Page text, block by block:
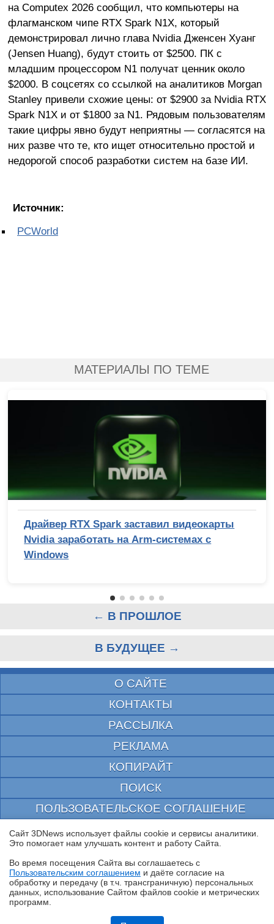
Обзор планшета HUAWEI MatePad Pro Max: на все деньги
на Computex 2026 сообщил, что компьютеры на
флагманском чипе RTX Spark N1X, который
демонстрировал лично глава Nvidia Дженсен Хуанг
(Jensen Huang), будут стоить от $2500. ПК с
младшим процессором N1 получат ценник около
$2000. В соцсетях со ссылкой на аналитиков Morgan
Stanley привели схожие цены: от $2900 за Nvidia RTX
Spark N1X и от $1800 за N1. Рядовым пользователям
такие цифры явно будут неприятны — согласятся на
них разве что те, кто ищет относительно простой и
недорогой способ разработки систем на базе ИИ.
Источник:
PCWorld
МАТЕРИАЛЫ ПО ТЕМЕ
Драйвер RTX Spark заставил видеокарты
Nvidia заработать на Arm-системах с
Windows
← В ПРОШЛОЕ
В БУДУЩЕЕ →
О САЙТЕ
КОНТАКТЫ
РАССЫЛКА
РЕКЛАМА
КОПИРАЙТ
ПОИСК
ПОЛЬЗОВАТЕЛЬСКОЕ СОГЛАШЕНИЕ
ЗАЩИЩЕНО CURATOR
© 1997—2026 Электронное периодическое издание "3ДНьюс" | Свидетельство о
выдано Федеральной Службой по надзору за соблюдением законодательства в сфере
массовых коммуникаций и охране культурного наследия
При цитировании документа ссылка на сайт с указанием автора обязательна. Полное
заимствование документа является нарушением
российского и международного законодательства и возможно только с согласия
Сайт 3DNews использует файлы cookie и сервисы аналитики.
Это помогает нам улучшать контент и работу Cайта.
Во время посещения Cайта вы соглашаетесь с
Пользовательским соглашением и даёте согласие на
обработку и передачу (в т.ч. трансграничную) персональных
данных, использование Cайтом файлов cookie и метрических
программ.